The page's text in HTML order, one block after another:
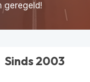
geregeld!
Sinds 2003